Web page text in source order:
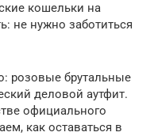
кошельки на
не нужно заботиться
розовые брутальные
деловой аутфит.
официального
как оставаться в